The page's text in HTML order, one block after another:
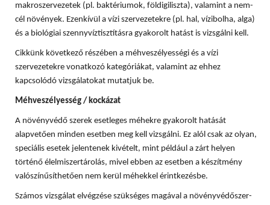
makroszervezetek (pl. baktériumok, földigiliszta), valamint a nem-
cél növények. Ezenkívül a vízi szervezetekre (pl. hal, vízibolha, alga)
és a biológiai szennyvíztisztításra gyakorolt hatást is vizsgálni kell.
Cikkünk következő részében a méhveszélyességi és a vízi
szervezetekre vonatkozó kategóriákat, valamint az ehhez
kapcsolódó vizsgálatokat mutatjuk be.
Méhveszélyesség / kockázat
A növényvédő szerek esetleges méhekre gyakorolt hatását
alapvetően minden esetben meg kell vizsgálni. Ez alól csak az olyan,
speciális esetek jelentenek kivételt, mint például a zárt helyen
történő élelmiszertárolás, mivel ebben az esetben a készítmény
valószínűsíthetően nem kerül méhekkel érintkezésbe.
Számos vizsgálat elvégzése szükséges magával a növényvédőszer-